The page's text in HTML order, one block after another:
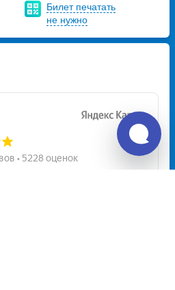
Билет печатать
не нужно